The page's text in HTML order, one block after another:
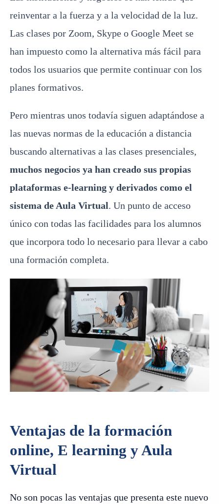
reinventar a la fuerza y a la velocidad de la luz.
Las clases por Zoom, Skype o Google Meet se
han impuesto como la alternativa más fácil para
todos los usuarios que permite continuar con los
planes formativos.
Pero mientras unos todavía siguen adaptándose a
las nuevas normas de la educación a distancia
buscando alternativas a las clases presenciales,
muchos negocios ya han creado sus propias
plataformas e-learning y derivados como el
sistema de Aula Virtual. Un punto de acceso
único con todas las facilidades para los alumnos
que incorpora todo lo necesario para llevar a cabo
una formación completa.
Ventajas de la formación
online, E learning y Aula
Virtual
No son pocas las ventajas que presenta este nuevo